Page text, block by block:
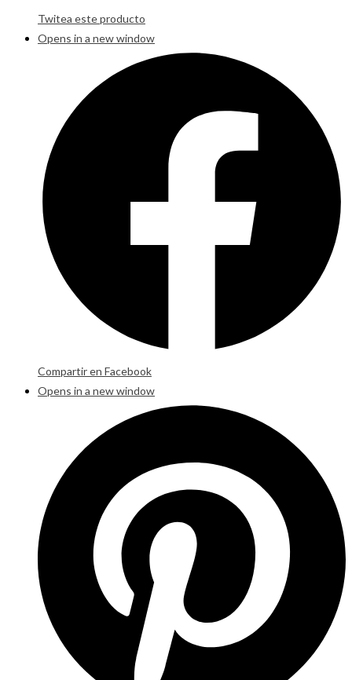
Twitea este producto
Opens in a new window
Compartir en Facebook
Opens in a new window